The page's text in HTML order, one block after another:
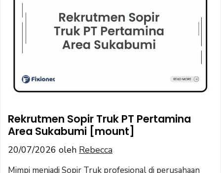
Rekrutmen Sopir Truk PT Pertamina
Area Sukabumi [mount]
20/07/2026 oleh Rebecca
Mimpi menjadi Sopir Truk profesional di perusahaan